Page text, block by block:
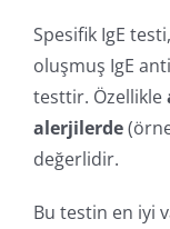
Spesifik IgE
oluşmuş IgE
testtir. Özellikle
alerjilerde
değerlidir.
Bu testin en iyi